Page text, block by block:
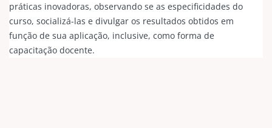
práticas inovadoras, observando se as especificidades do
curso, socializá-las e divulgar os resultados obtidos em
função de sua aplicação, inclusive, como forma de
capacitação docente.